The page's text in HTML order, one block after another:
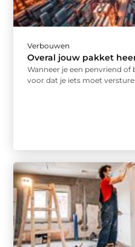
Verbouwen
Overal jouw pakket
Wanneer je een penvriend
voor dat je iets moet